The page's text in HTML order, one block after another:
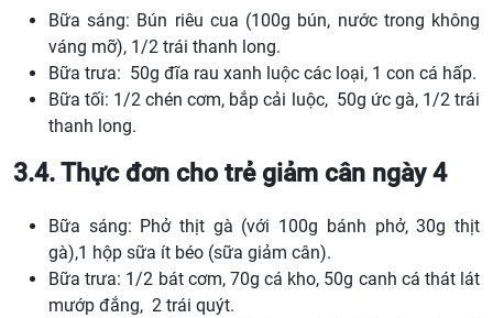
Bữa sáng: Bún riêu cua (100g bún, nước trong không
váng mỡ), 1/2 trái thanh long.
Bữa trưa: 50g đĩa rau xanh luộc các loại, 1 con cá hấp.
Bữa tối: 1/2 chén cơm, bắp cải luộc, 50g ức gà, 1/2 trái
thanh long.
3.4. Thực đơn cho trẻ giảm cân ngày 4
Bữa sáng: Phở thịt gà (với 100g bánh phở, 30g thịt
gà),1 hộp sữa ít béo (sữa giảm cân).
Bữa trưa: 1/2 bát cơm, 70g cá kho, 50g canh cá thát lát
mướp đắng, 2 trái quýt.